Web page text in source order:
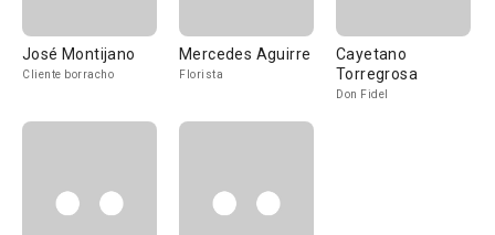
José Montijano
Cliente borracho
Mercedes Aguirre
Florista
Cayetano
Torregrosa
Don Fidel